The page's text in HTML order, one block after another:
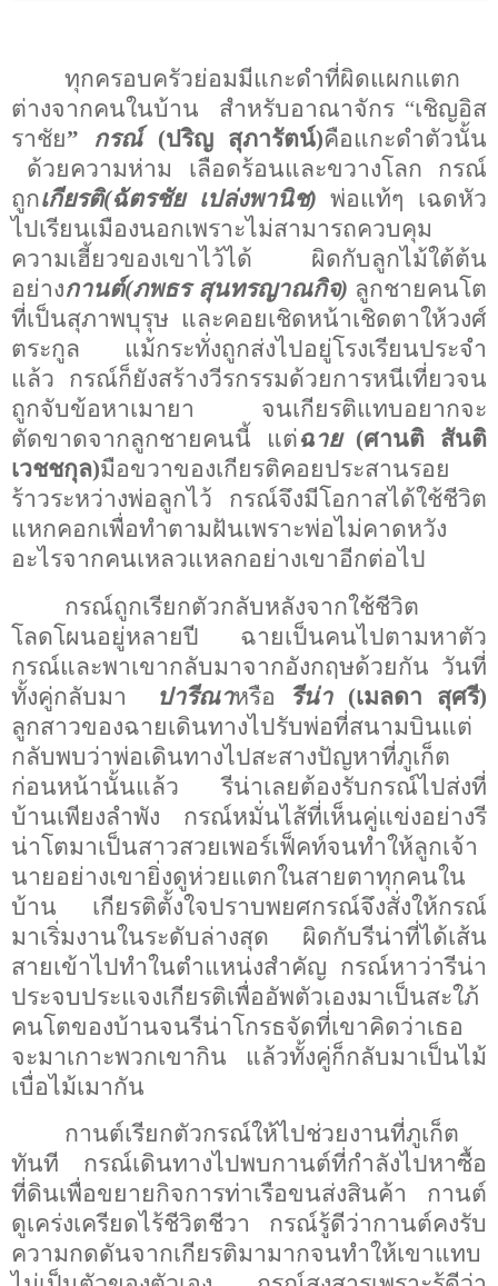
ทุกครอบครัวย่อมมีแกะดำที่ผิดแผกแตก
ต่างจากคนในบ้าน
สำหรับอาณาจักร “เชิญอิส
ราชัย” กรณ์(ปริญ สุภารัตน์)คือแกะดำตัวนั้น
ด้วยความห่าม
เลือดร้อนและขวางโลก
กรณ์
ถูกเกียรติ(ฉัตรชัย เปล่งพานิช) พ่อแท้ๆ เฉ​ดหัว
ไปเรียนเมืองนอกเพราะไม่สามารถควบคุม
ความเฮี้ยวของเขาไว้ได้
ผิดกับลูกไม้ใต้ต้น
อย่างกานต์(ภพธร สุนทรญาณกิจ) ลูกชายคนโต
ที่เป็นสุภาพบุรุษ และคอยเชิดหน้าเชิดตาให้วงศ์
ตระกูล
แม้กระทั่งถูกส่งไปอยู่โรงเรียนประจำ
แล้ว
กรณ์ก็ยังสร้างวีรกรรมด้วยการหนีเที่ยวจน
ถูกจับข้อหาเมายา
จนเกียรติแทบอยากจะ
ตัดขาดจากลูกชายคนนี้ แต่ฉาย (ศานติ สันติ
เวชชกุล)มือขวาของเกียรติคอยประสานรอย
ร้าวระหว่างพ่อลูกไว้
กรณ์จึงมีโอกาสได้ใช้ชีวิต
แหกคอกเพื่อทำตามฝันเพราะพ่อไม่คาดหวัง
อะไรจากคนเหลวแหลกอย่างเขาอีกต่อไป
กรณ์ถูกเรียกตัวกลับหลังจากใช้ชีวิต
โลดโผนอยู่หลายปี
ฉายเป็นคนไปตามหาตัว
กรณ์และพาเขากลับมาจากอังกฤษด้วยกัน วันที่
ทั้งคู่กลับมา
ปารีณาหรือ รีน่า
(เมลดา สุศรี)
ลูกสาวของฉายเดินทางไปรับพ่อที่สนามบินแต่
กลับพบว่าพ่อเดินทางไปสะสางปัญหาที่ภูเก็ต
ก่อนหน้านั้นแล้ว
รีน่าเลยต้องรับกรณ์ไปส่งที่
บ้านเพียงลำพัง
กรณ์หมั่นไส้ที่เห็นคู่แข่งอย่างรี
น่าโตมาเป็นสาวสวยเพอร์เฟ็คท์จนทำให้ลูกเจ้า
นายอย่างเขายิ่งดูห่วยแตกในสายตาทุกคนใน
บ้าน
เกียรติตั้งใจปราบพยศกรณ์จึงสั่งให้กรณ์
มาเริ่มงานในระดับล่างสุด
ผิดกับรีน่าที่ได้เส้น
สายเข้าไปทำในตำแหน่งสำคัญ กรณ์หาว่ารีน่า
ประจบประแจงเกียรติเพื่ออัพตัวเองมาเป็นสะใภ้
คนโตของบ้านจนรีน่าโกรธจัดที่เขาคิดว่าเธอ
จะมาเกาะพวกเขากิน แล้วทั้งคู่ก็กลับมาเป็นไม้
เบื่อไม้เมากัน
กานต์เรียกตัวกรณ์ให้ไปช่วยงานที่ภูเก็ต
ทันที
กรณ์เดินทางไปพบกานต์ที่กำลังไปหาซื้อ
ที่ดินเพื่อขยายกิจการท่าเรือขนส่งสินค้า
กานต์
ดูเคร่งเครียดไร้ชีวิตชีวา
กรณ์รู้ดีว่ากานต์คงรับ
ความกดดันจากเกียรติมามากจนทำให้เขาแทบ